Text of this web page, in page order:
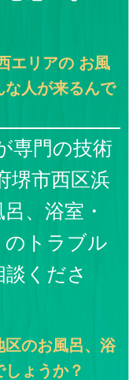
エリアの お風
な人が来るんで
専門の技術
堺市西区浜
、浴室・
のトラブル
くださ
区のお風呂、浴
ょうか？